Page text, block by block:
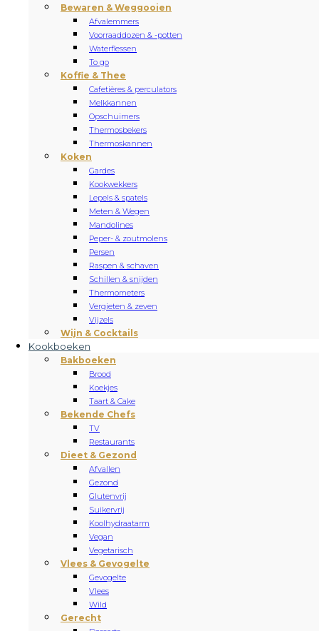
Bewaren & Weggooien
Afvalemmers
Voorraaddozen & -potten
Waterflessen
To go
Koffie & Thee
Cafetières & perculators
Melkkannen
Opschuimers
Thermosbekers
Thermoskannen
Koken
Gardes
Kookwekkers
Lepels & spatels
Meten & Wegen
Mandolines
Peper- & zoutmolens
Persen
Raspen & schaven
Schillen & snijden
Thermometers
Vergieten & zeven
Vijzels
Wijn & Cocktails
Kookboeken
Bakboeken
Brood
Koekjes
Taart & Cake
Bekende Chefs
TV
Restaurants
Dieet & Gezond
Afvallen
Gezond
Glutenvrij
Suikervrij
Koolhydraatarm
Vegan
Vegetarisch
Vlees & Gevogelte
Gevogelte
Vlees
Wild
Gerecht